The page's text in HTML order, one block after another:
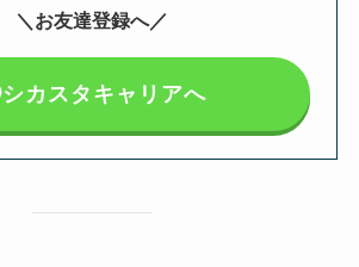
＼お友達登録へ／
シカスタキャリアへ